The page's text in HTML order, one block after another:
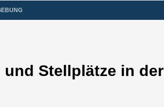
und Stellplätze in der